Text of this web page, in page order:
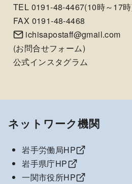
TEL 0191-48-4467(10時～17
FAX 0191-48-4468
ichisapostaff@gmail.com
(お問合せフォーム)
公式インスタグラム
ネットワーク機関
岩手労働局HP
岩手県庁HP
一関市役所HP